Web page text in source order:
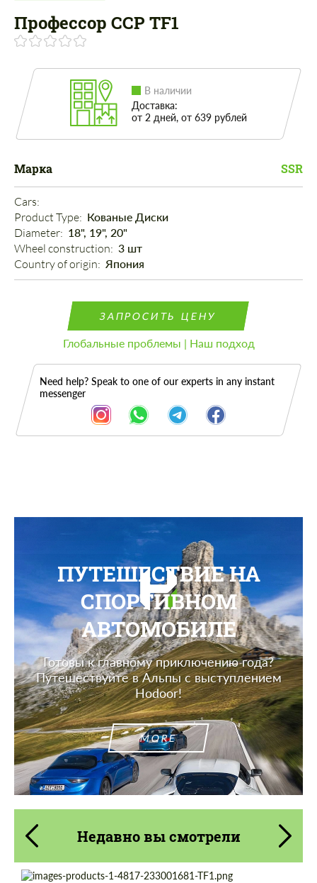
Профессор ССР TF1
В наличии
Доставка:
от 2 дней, от 639 рублей
Марка SSR
Cars:
Product Type: Кованые Диски
Diameter: 18", 19", 20"
Wheel construction: 3 шт
Country of origin: Япония
ЗАПРОСИТЬ ЦЕНУ
Глобальные проблемы | Наш подход
Need help? Speak to one of our experts in any instant
messenger
ПУТЕШЕСТВИЕ НА
СПОРТИВНОМ
АВТОМОБИЛЕ
Готовы к главному приключению года?
Путешествуйте в Альпы с выступлением
Hodoor!
MORE
Недавно вы смотрели